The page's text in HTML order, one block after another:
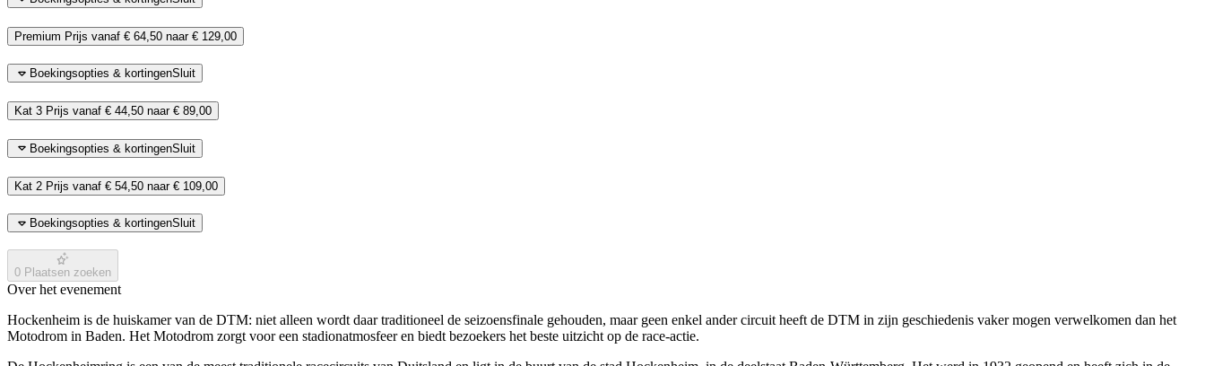
Premium Prijs vanaf € 64,50 naar € 129,00
Boekingsopties & kortingenSluit
Kat 3 Prijs vanaf € 44,50 naar € 89,00
Boekingsopties & kortingenSluit
Kat 2 Prijs vanaf € 54,50 naar € 109,00
Boekingsopties & kortingenSluit
0 Plaatsen zoeken
Over het evenement
Hockenheim is de huiskamer van de DTM: niet alleen wordt daar traditioneel de seizoensfinale gehouden, maar geen enkel ander circuit heeft de DTM in zijn geschiedenis vaker mogen verwelkomen dan het
Motodrom in Baden. Het Motodrom zorgt voor een stadionatmosfeer en biedt bezoekers het beste uitzicht op de race-actie.